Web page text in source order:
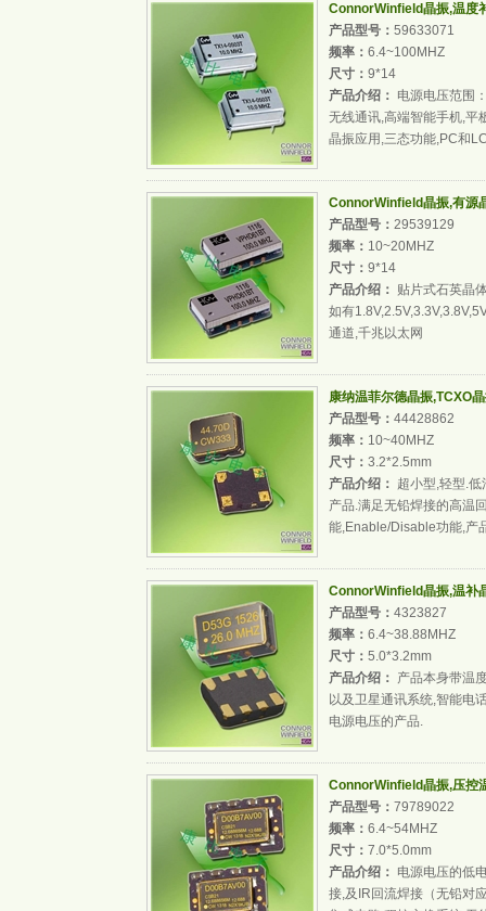
ConnorWinfield晶振,温度
产品型号： 59633071
频率： 6.4~100MHZ
尺寸： 9*14
产品介绍： 电源电压范围
无线通讯,高端智能手机,平
晶振应用,三态功能,PC和
ConnorWinfield晶振,有源
产品型号： 29539129
频率： 10~20MHZ
尺寸： 9*14
产品介绍： 贴片式石英晶
如有
通道,千兆以太网
康纳温菲尔德晶振,TCXO
产品型号： 44428862
频率： 10~40MHZ
尺寸： 3.2*2.5mm
产品介绍： 超小型,轻型.
产品.满足无铅焊接的高温
能,Enable/Disable功能,产
ConnorWinfield晶振,温补
产品型号： 4323827
频率： 6.4~38.88MHZ
尺寸： 5.0*3.2mm
产品介绍： 产品本身带温
以及卫星通讯系统,智能电
电源电压的产品.
ConnorWinfield晶振,压控
产品型号： 79789022
频率： 6.4~54MHZ
尺寸： 7.0*5.0mm
产品介绍： 电源电压的低
接,及IR回流焊接（无铅对